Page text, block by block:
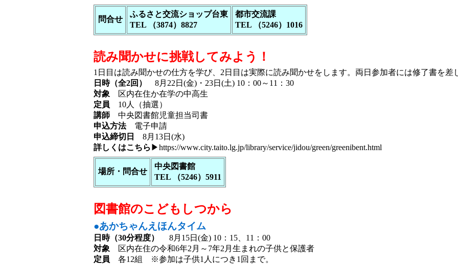
問合せ
ふるさと交流ショップ台東
TEL （3874）8827
都市交流課
TEL （5246）1016
読み聞かせに挑戦してみよう！
1日目は読み聞かせの仕方を学び、2日目は実際に読み聞かせをします。両日参加者には修了書を差
日時（全2回）
8月22日(金)・23日(土) 10：00～11：30
対象 区内在住か在学の中高生
定員 10人（抽選）
講師 中央図書館児童担当司書
申込方法電子申請
申込締切日
8月13日(水)
詳しくはこちら ▶https://www.city.taito.lg.jp/library/service/jidou/green/greenibent.html
場所・問合せ
中央図書館
TEL （5246）5911
図書館のこどもしつから
●あかちゃんえほんタイム
日時（30分程度）
8月15日(金) 10：15、11：00
対象 区内在住の令和6年2月～7年2月生まれの子供と保護者
定員 各12組 ※参加は子供1人につき1回まで。